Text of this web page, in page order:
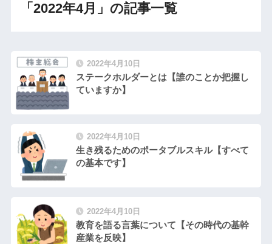
「2022年4月」の記事一覧
2022年4月10日
ステークホルダーとは【誰のことか把握し
ていますか】
2022年4月10日
生き残るためのポータブルスキル【すべて
の基本です】
2022年4月10日
教育を語る言葉について【その時代の基幹
産業を反映】